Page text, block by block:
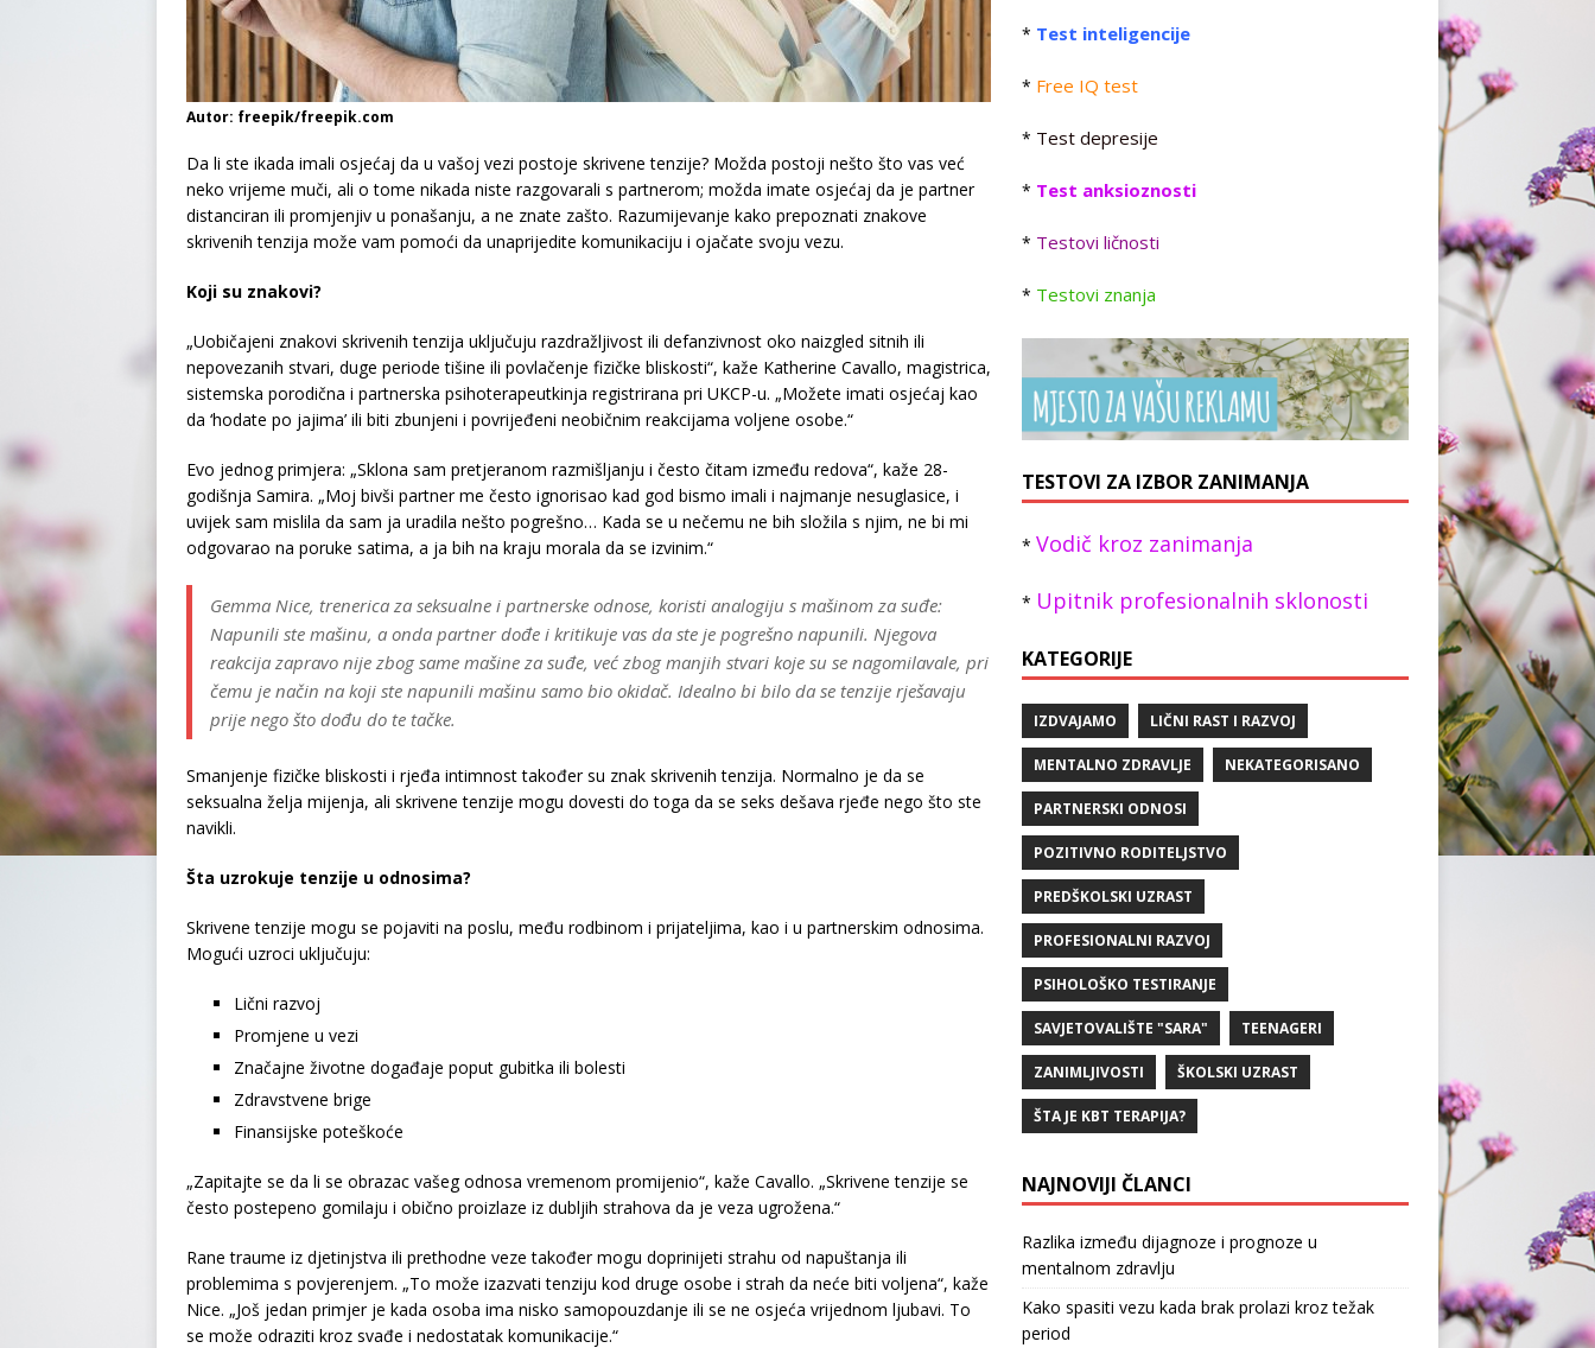
Autor: freepik/freepik.com
Da li ste ikada imali osjećaj da u vašoj vezi postoje skrivene tenzije? Možda postoji nešto što vas već
neko vrijeme muči, ali o tome nikada niste razgovarali s partnerom; možda imate osjećaj da je partner
distanciran ili promjenjiv u ponašanju, a ne znate zašto. Razumijevanje kako prepoznati znakove
skrivenih tenzija može vam pomoći da unaprijedite komunikaciju i ojačate svoju vezu.
Koji su znakovi?
„Uobičajeni znakovi skrivenih tenzija uključuju razdražljivost ili defanzivnost oko naizgled sitnih ili
nepovezanih stvari, duge periode tišine ili povlačenje fizičke bliskosti“, kaže Katherine Cavallo, magistrica,
sistemska porodična i partnerska psihoterapeutkinja registrirana pri UKCP-u. „Možete imati osjećaj kao
da ‘hodate po jajima’ ili biti zbunjeni i povrijeđeni neobičnim reakcijama voljene osobe.“
Evo jednog primjera: „Sklona sam pretjeranom razmišljanju i često čitam između redova“, kaže 28-
godišnja Samira. „Moj bivši partner me često ignorisao kad god bismo imali i najmanje nesuglasice, i
uvijek sam mislila da sam ja uradila nešto pogrešno… Kada se u nečemu ne bih složila s njim, ne bi mi
odgovarao na poruke satima, a ja bih na kraju morala da se izvinim.“
Gemma Nice, trenerica za seksualne i partnerske odnose, koristi analogiju s mašinom za suđe:
Napunili ste mašinu, a onda partner dođe i kritikuje vas da ste je pogrešno napunili. Njegova
reakcija zapravo nije zbog same mašine za suđe, već zbog manjih stvari koje su se nagomilavale, pri
čemu je način na koji ste napunili mašinu samo bio okidač. Idealno bi bilo da se tenzije rješavaju
prije nego što dođu do te tačke.
Smanjenje fizičke bliskosti i rjeđa intimnost također su znak skrivenih tenzija. Normalno je da se
seksualna želja mijenja, ali skrivene tenzije mogu dovesti do toga da se seks dešava rjeđe nego što ste
navikli.
Šta uzrokuje tenzije u odnosima?
Skrivene tenzije mogu se pojaviti na poslu, među rodbinom i prijateljima, kao i u partnerskim odnosima.
Mogući uzroci uključuju:
Lični razvoj
Promjene u vezi
Značajne životne događaje poput gubitka ili bolesti
Zdravstvene brige
Finansijske poteškoće
„Zapitajte se da li se obrazac vašeg odnosa vremenom promijenio“, kaže Cavallo. „Skrivene tenzije se
često postepeno gomilaju i obično proizlaze iz dubljih strahova da je veza ugrožena.“
Rane traume iz djetinjstva ili prethodne veze također mogu doprinijeti strahu od napuštanja ili
problemima s povjerenjem. „To može izazvati tenziju kod druge osobe i strah da neće biti voljena“, kaže
Nice. „Još jedan primjer je kada osoba ima nisko samopouzdanje ili se ne osjeća vrijednom ljubavi. To
se može odraziti kroz svađe i nedostatak komunikacije.“
* Test inteligencije
* Free IQ test
* Test depresije
* Test anksioznosti
* Testovi ličnosti
* Testovi znanja
TESTOVI ZA IZBOR ZANIMANJA
* Vodič kroz zanimanja
* Upitnik profesionalnih sklonosti
KATEGORIJE
IZDVAJAMO LIČNI RAST I RAZVOJ
MENTALNO ZDRAVLJE NEKATEGORISANO
PARTNERSKI ODNOSI
POZITIVNO RODITELJSTVO
PREDŠKOLSKI UZRAST
PROFESIONALNI RAZVOJ
PSIHOLOŠKO TESTIRANJE
SAVJETOVALIŠTE "SARA" TEENAGERI
ZANIMLJIVOSTI ŠKOLSKI UZRAST
ŠTA JE KBT TERAPIJA?
NAJNOVIJI ČLANCI
Razlika između dijagnoze i prognoze u
mentalnom zdravlju
Kako spasiti vezu kada brak prolazi kroz težak
period